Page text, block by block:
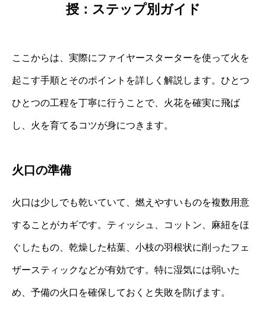
授：ステップ別ガイド
ここからは、実際にファイヤースターターを使って火を
起こす手順とそのポイントを詳しく解説します。ひとつ
ひとつの工程を丁寧に行うことで、火花を確実に飛ば
し、火を育てるコツが身につきます。
火口の準備
火口は少しでも乾いていて、燃えやすいものを複数用意
することがカギです。ティッシュ、コットン、麻紐をほ
ぐしたもの、乾燥した枯葉、小枝の羽根状に削ったフェ
ザースティックなどが有効です。特に湿気には弱いた
め、予備の火口を確保しておくと失敗を防げます。